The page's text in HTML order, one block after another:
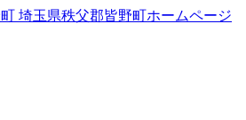
埼玉県秩父郡皆野町ホームページ